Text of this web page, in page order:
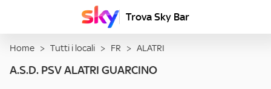
Trova Sky Bar
Home > Tutti i locali > FR > ALATRI
A.S.D. PSV ALATRI GUARCINO